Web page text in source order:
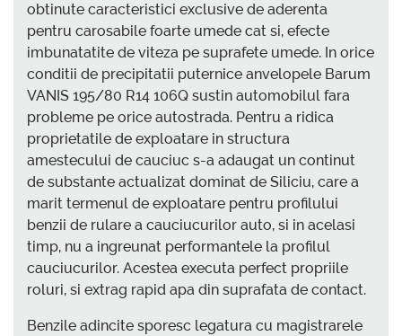
obtinute caracteristici exclusive de aderenta
pentru carosabile foarte umede cat si, efecte
imbunatatite de viteza pe suprafete umede. In orice
conditii de precipitatii puternice anvelopele Barum
VANIS 195/80 R14 106Q sustin automobilul fara
probleme pe orice autostrada. Pentru a ridica
proprietatile de exploatare in structura
amestecului de cauciuc s-a adaugat un continut
de substante actualizat dominat de Siliciu, care a
marit termenul de exploatare pentru profilului
benzii de rulare a cauciucurilor auto, si in acelasi
timp, nu a ingreunat performantele la profilul
cauciucurilor. Acestea executa perfect propriile
roluri, si extrag rapid apa din suprafata de contact.
Benzile adincite sporesc legatura cu magistrarele